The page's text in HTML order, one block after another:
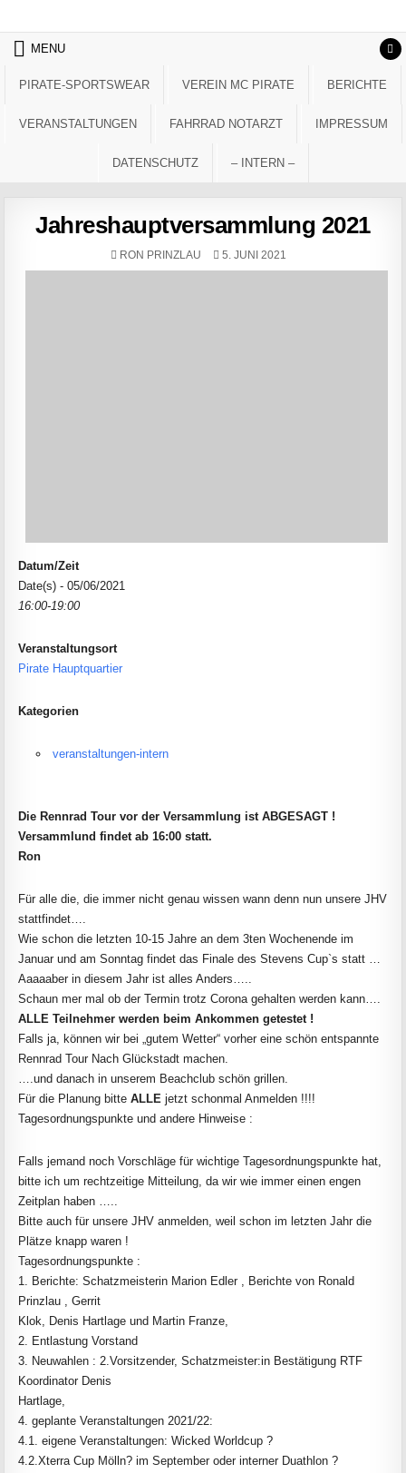
MENU
PIRATE-SPORTSWEAR VEREIN MC PIRATE BERICHTE
VERANSTALTUNGEN FAHRRAD NOTARZT IMPRESSUM
DATENSCHUTZ – INTERN –
Jahreshauptversammlung 2021
AUTHOR:
RON PRINZLAU PUBLISHED DATE:
5. JUNI 2021
Datum/Zeit
Date(s) - 05/06/2021
16:00-19:00
Veranstaltungsort
Pirate Hauptquartier
Kategorien
veranstaltungen-intern
Die Rennrad Tour vor der Versammlung ist ABGESAGT !
Versammlund findet ab 16:00 statt.
Ron
Für alle die, die immer nicht genau wissen wann denn nun unsere JHV
stattfindet….
Wie schon die letzten 10-15 Jahre an dem 3ten Wochenende im
Januar und am Sonntag findet das Finale des Stevens Cup`s statt …
Aaaaaber in diesem Jahr ist alles Anders…..
Schaun mer mal ob der Termin trotz Corona gehalten werden kann….
ALLE Teilnehmer werden beim Ankommen getestet !
Falls ja, können wir bei „gutem Wetter“ vorher eine schön entspannte
Rennrad Tour Nach Glückstadt machen.
….und danach in unserem Beachclub schön grillen.
Für die Planung bitteALLE jetzt schonmal Anmelden !!!!
Tagesordnungspunkte und andere Hinweise :
Falls jemand noch Vorschläge für wichtige Tagesordnungspunkte hat,
bitte ich um rechtzeitige Mitteilung, da wir wie immer einen engen
Zeitplan haben …..
Bitte auch für unsere JHV anmelden, weil schon im letzten Jahr die
Plätze knapp waren !
Tagesordnungspunkte :
1. Berichte: Schatzmeisterin Marion Edler , Berichte von Ronald
Prinzlau , Gerrit
Klok, Denis Hartlage und Martin Franze,
2. Entlastung Vorstand
3. Neuwahlen : 2.Vorsitzender, Schatzmeister:in Bestätigung RTF
Koordinator Denis
Hartlage,
4. geplante Veranstaltungen 2021/22:
4.1. eigene Veranstaltungen: Wicked Worldcup ?
4.2.Xterra Cup Mölln? im September oder interner Duathlon ?